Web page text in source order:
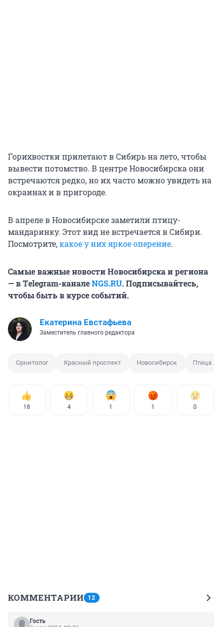
Горихвостки прилетают в Сибирь на лето, чтобы
вывести потомство. В центре Новосибирска они
встречаются редко, но их часто можно увидеть на
окраинах и в пригороде.
В апреле в Новосибирске заметили птицу-
мандаринку. Этот вид не встречается в Сибири.
Посмотрите,какое у них яркое оперение.
Самые важные новости Новосибирска и региона
— в Тelegram-каналеNGS.RU. Подписывайтесь,
чтобы быть в курсе событий.
Екатерина Евстафьева
Заместитель главного редактора
Орнитолог Красный проспект Новосибирск Птица
18 4 1 1 0
КОММЕНТАРИИ 12
Гость